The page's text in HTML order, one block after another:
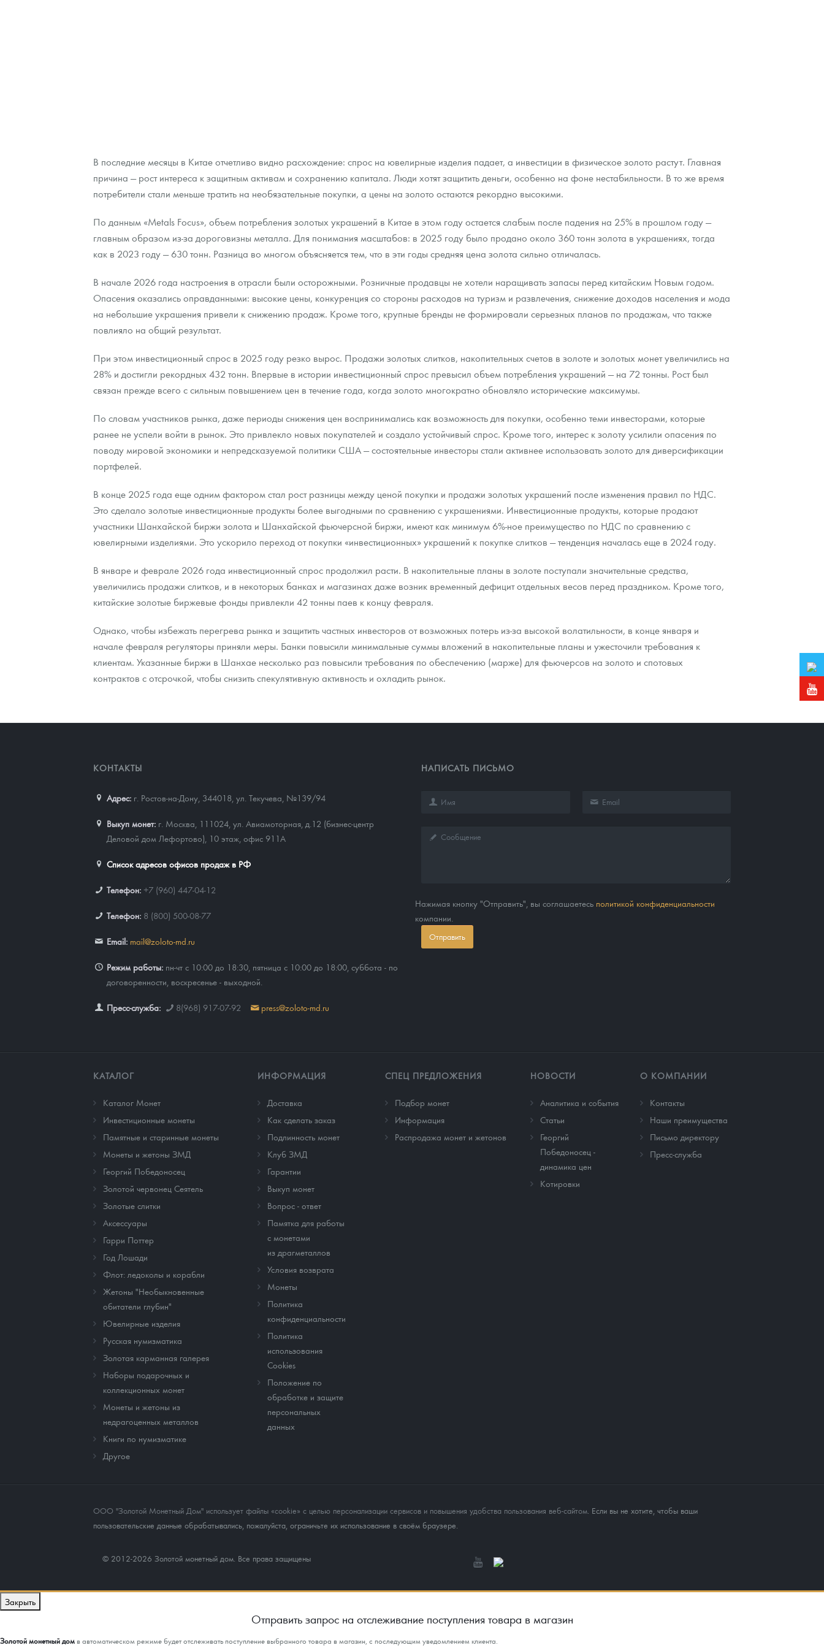
В последние месяцы в Китае отчетливо видно расхождение: спрос на ювелирные изделия падает, а инвестиции в физическое золото растут. Главная
причина — рост интереса к защитным активам и сохранению капитала. Люди хотят защитить деньги, особенно на фоне нестабильности. В то же время
потребители стали меньше тратить на необязательные покупки, а цены на золото остаются рекордно высокими.
По данным «Metals Focus», объем потребления золотых украшений в Китае в этом году остается слабым после падения на 25% в прошлом году —
главным образом из-за дороговизны металла. Для понимания масштабов: в 2025 году было продано около 360 тонн золота в украшениях, тогда
как в 2023 году — 630 тонн. Разница во многом объясняется тем, что в эти годы средняя цена золота сильно отличалась.
В начале 2026 года настроения в отрасли были осторожными. Розничные продавцы не хотели наращивать запасы перед китайским Новым годом.
Опасения оказались оправданными: высокие цены, конкуренция со стороны расходов на туризм и развлечения, снижение доходов населения и мода
на небольшие украшения привели к снижению продаж. Кроме того, крупные бренды не формировали серьезных планов по продажам, что также
повлияло на общий результат.
При этом инвестиционный спрос в 2025 году резко вырос. Продажи золотых слитков, накопительных счетов в золоте и золотых монет увеличились на
28% и достигли рекордных 432 тонн. Впервые в истории инвестиционный спрос превысил объем потребления украшений — на 72 тонны. Рост был
связан прежде всего с сильным повышением цен в течение года, когда золото многократно обновляло исторические максимумы.
По словам участников рынка, даже периоды снижения цен воспринимались как возможность для покупки, особенно теми инвесторами, которые
ранее не успели войти в рынок. Это привлекло новых покупателей и создало устойчивый спрос. Кроме того, интерес к золоту усилили опасения по
поводу мировой экономики и непредсказуемой политики США — состоятельные инвесторы стали активнее использовать золото для диверсификации
портфелей.
В конце 2025 года еще одним фактором стал рост разницы между ценой покупки и продажи золотых украшений после изменения правил по НДС.
Это сделало золотые инвестиционные продукты более выгодными по сравнению с украшениями. Инвестиционные продукты, которые продают
участники Шанхайской биржи золота и Шанхайской фьючерсной биржи, имеют как минимум 6%-ное преимущество по НДС по сравнению с
ювелирными изделиями. Это ускорило переход от покупки «инвестиционных» украшений к покупке слитков — тенденция началась еще в 2024 году.
В январе и феврале 2026 года инвестиционный спрос продолжил расти. В накопительные планы в золоте поступали значительные средства,
увеличились продажи слитков, и в некоторых банках и магазинах даже возник временный дефицит отдельных весов перед праздником. Кроме того,
китайские золотые биржевые фонды привлекли 42 тонны паев к концу февраля.
Однако, чтобы избежать перегрева рынка и защитить частных инвесторов от возможных потерь из-за высокой волатильности, в конце января и
начале февраля регуляторы приняли меры. Банки повысили минимальные суммы вложений в накопительные планы и ужесточили требования к
клиентам. Указанные биржи в Шанхае несколько раз повысили требования по обеспечению (марже) для фьючерсов на золото и спотовых
контрактов с отсрочкой, чтобы снизить спекулятивную активность и охладить рынок.
КОНТАКТЫ
Адрес: г. Ростов-на-Дону, 344018 ул. Текучева, №139/94
Выкуп монет: г. Москва, 111024, ул. Авиамоторная, д.12 (бизнес-центр
Деловой дом Лефортово), 10 этаж, офис 911А
Список адресов офисов продаж в РФ
Телефон: +7 (960) 447-04-12
Телефон: 8 (800) 500-08-77
Email: mail@zoloto-md.ru
Режим работы: пн-чт с 10:00 до 18:30, пятница с 10:00 до 18:00, суббота - по
договоренности, воскресенье - выходной.
Пресс-служба: 8(968) 917-07-92 press@zoloto-md.ru
НАПИСАТЬ ПИСЬМО
Нажимая кнопку "Отправить", вы соглашаетесь политикой конфиденциальности
компании.
Отправить
КАТАЛОГ
Каталог Монет
Инвестиционные монеты
Памятные и старинные монеты
Монеты и жетоны ЗМД
Георгий Победоносец
Золотой червонец Сеятель
Золотые слитки
Аксессуары
Гарри Поттер
Год Лошади
Флот: ледоколы и корабли
Жетоны "Необыкновенные
обитатели глубин"
Ювелирные изделия
Русская нумизматика
Золотая карманная галерея
Наборы подарочных и
коллекционных монет
Монеты и жетоны из
недрагоценных металлов
Книги по нумизматике
Другое
ИНФОРМАЦИЯ
Доставка
Как сделать заказ
Подлинность монет
Клуб ЗМД
Гарантии
Выкуп монет
Вопрос - ответ
Памятка для работы
с монетами
из драгметаллов
Условия возврата
Монеты
Политика
конфиденциальности
Политика
использования
Cookies
Положение по
обработке и защите
персональных
данных
СПЕЦ ПРЕДЛОЖЕНИЯ
Подбор монет
Информация
Распродажа монет и жетонов
НОВОСТИ
Аналитика и события
Cтатьи
Георгий
Победоносец -
динамика цен
Котировки
О КОМПАНИИ
Контакты
Наши преимущества
Письмо директору
Пресс-служба
ООО "Золотой Монетный Дом" использует файлы «cookie» с целью персонализации сервисов и повышения удобства пользования веб-сайтом . Если вы не хотите, чтобы ваши
пользовательские данные обрабатывались, пожалуйста, ограничьте их использование в своём браузере.
© 2012-2026 Золотой монетный дом. Все права защищены
Закрыть
Отправить запрос на отслеживание поступления товара в магазин
Золотой монетный домв автоматическом режиме будет отслеживать поступление выбранного товара в магазин, с последующим уведомлением клиента.